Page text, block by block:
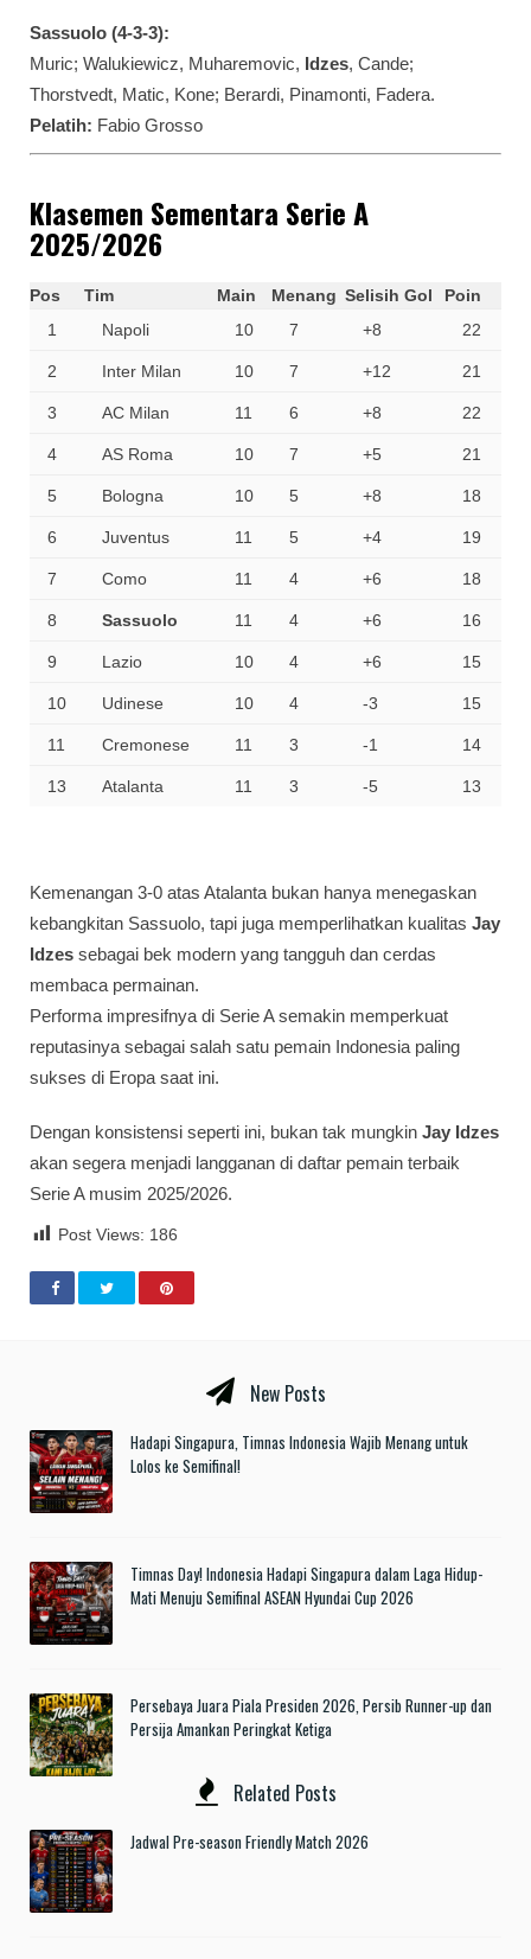
Sassuolo (4-3-3):
Muric; Walukiewicz, Muharemovic, Idzes, Cande;
Thorstvedt, Matic, Kone; Berardi, Pinamonti, Fadera.
Pelatih: Fabio Grosso
Klasemen Sementara Serie A
2025/2026
Pos Tim Main Menang Selisih Gol
Poin
1
Napoli 10 7 +8 22
2 Inter Milan 10 7 +12 21
3 AC Milan 11 6 +8 22
4 AS Roma 10 7 +5 21
5 Bologna 10 5 +8 18
6 Juventus 11 5 +4 19
7 Como 11 4 +6 18
8 Sassuolo 11 4 +6 16
9 Lazio 10 4 +6 15
10 Udinese 10 4 -3 15
11 Cremonese 11 3 -1 14
13 Atalanta 11 3 -5 13
Kemenangan 3-0 atas Atalanta bukan hanya menegaskan
kebangkitan Sassuolo, tapi juga memperlihatkan kualitas Jay
Idzes sebagai bek modern yang tangguh dan cerdas
membaca permainan.
Performa impresifnya di Serie A semakin memperkuat
reputasinya sebagai salah satu pemain Indonesia paling
sukses di Eropa saat ini.
Dengan konsistensi seperti ini, bukan tak mungkin Jay Idzes
akan segera menjadi langganan di daftar pemain terbaik
Serie A musim 2025/2026.
Post Views: 186
New Posts
Hadapi Singapura, Timnas Indonesia Wajib Menang untuk
Lolos ke Semifinal!
Timnas Day! Indonesia Hadapi Singapura dalam Laga Hidup-
Mati Menuju Semifinal ASEAN Hyundai Cup 2026
Persebaya Juara Piala Presiden 2026, Persib Runner-up dan
Persija Amankan Peringkat Ketiga
Related Posts
Jadwal Pre-season Friendly Match 2026